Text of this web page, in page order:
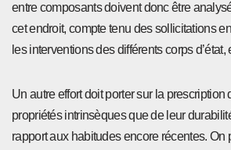
entre composants doivent donc être
cet endroit, compte tenu des sollicitations
les interventions des différents corps d’état,
Un autre effort doit porter sur la prescription
propriétés intrinsèques que de leur
rapport aux habitudes encore récentes. On